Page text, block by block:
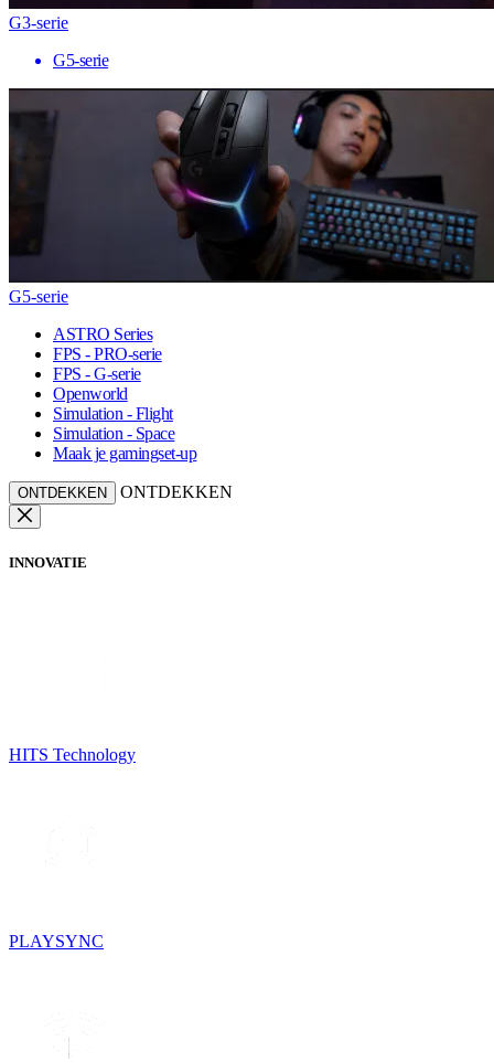
G3-serie
G5-serie
G5-serie
ASTRO Series
FPS - PRO-serie
FPS - G-serie
Openworld
Simulation - Flight
Simulation - Space
Maak je gamingset-up
ONTDEKKEN ONTDEKKEN
INNOVATIE
HITS Technology
PLAYSYNC